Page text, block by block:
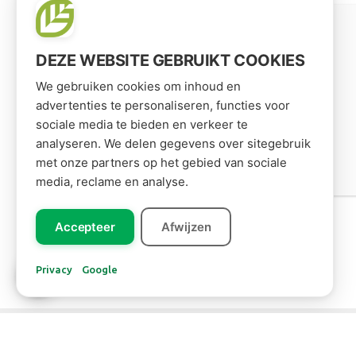
PRODUITS
Vous proposez une gamme de produits large
et variée sur la boutique en ligne. Les
produits sont accompagnés de photos et de
descriptions claires.
DEZE WEBSITE GEBRUIKT COOKIES
We gebruiken cookies om inhoud en
advertenties te personaliseren, functies voor
sociale media te bieden en verkeer te
analyseren. We delen gegevens over sitegebruik
met onze partners op het gebied van sociale
media, reclame en analyse.
Accepteer Afwijzen
Privacy Google